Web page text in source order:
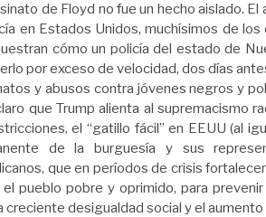
de Floyd no fue un hecho aislado.
en Estados Unidos, muchísimos de
cómo un policía del estado de
por exceso de velocidad, dos días
y abusos contra jóvenes negros y
que Trump alienta al supremacismo
el “gatillo fácil” en EEUU (al
de la burguesía y sus
que en períodos de crisis
pueblo pobre y oprimido, para
creciente desigualdad social y el aumento